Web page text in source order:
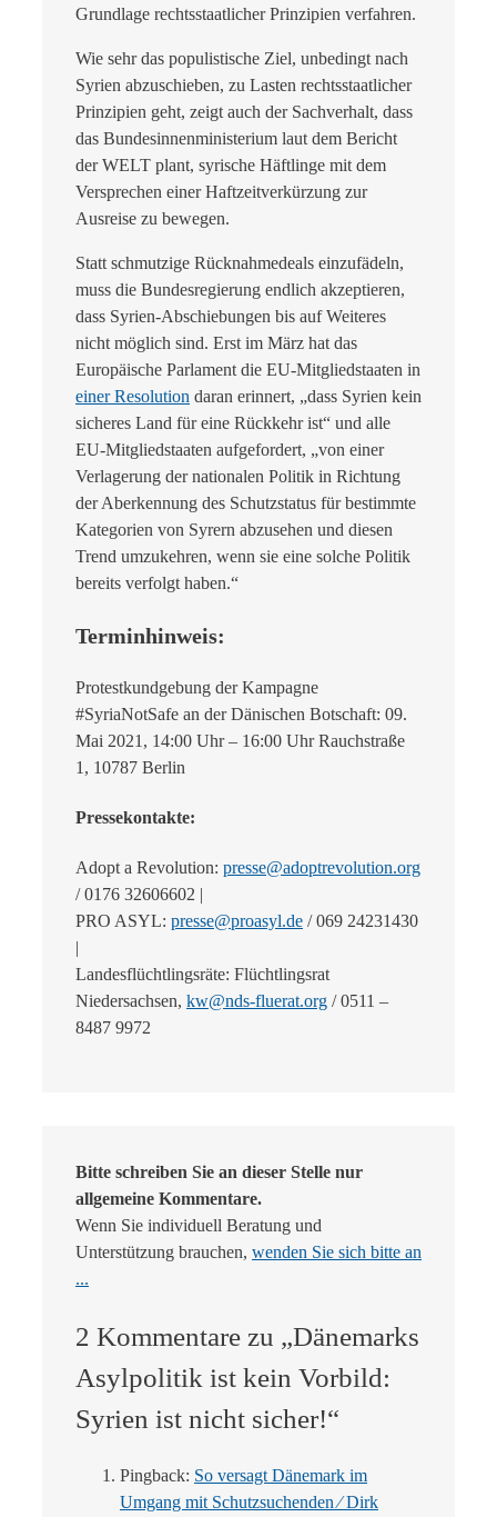
Grundlage rechtsstaatlicher Prinzipien verfahren.
Wie sehr das populistische Ziel, unbedingt nach
Syrien abzuschieben, zu Lasten rechtsstaatlicher
Prinzipien geht, zeigt auch der Sachverhalt, dass
das Bundesinnenministerium laut dem Bericht
der WELT plant, syrische Häftlinge mit dem
Versprechen einer Haftzeitverkürzung zur
Ausreise zu bewegen.
Statt schmutzige Rücknahmedeals einzufädeln,
muss die Bundesregierung endlich akzeptieren,
dass Syrien-Abschiebungen bis auf Weiteres
nicht möglich sind. Erst im März hat das
Europäische Parlament die EU-Mitgliedstaaten in
einer Resolution daran erinnert, „dass Syrien kein
sicheres Land für eine Rückkehr ist“ und alle
EU-Mitgliedstaaten aufgefordert, „von einer
Verlagerung der nationalen Politik in Richtung
der Aberkennung des Schutzstatus für bestimmte
Kategorien von Syrern abzusehen und diesen
Trend umzukehren, wenn sie eine solche Politik
bereits verfolgt haben.“
Terminhinweis:
Protestkundgebung der Kampagne
#SyriaNotSafe an der Dänischen Botschaft: 09.
Mai 2021, 14:00 Uhr – 16:00 Uhr Rauchstraße
1, 10787 Berlin
Pressekontakte:
Adopt a Revolution: presse@adoptrevolution.org
/ 0176 32606602 |
PRO ASYL: presse@proasyl.de / 069 24231430
|
Landesflüchtlingsräte: Flüchtlingsrat
Niedersachsen, kw@nds-fluerat.org / 0511 –
8487 9972
Bitte schreiben Sie an dieser Stelle nur
allgemeine Kommentare.
Wenn Sie individuell Beratung und
Unterstützung brauchen, wenden Sie sich bitte an
...
2 Kommentare zu „Dänemarks
Asylpolitik ist kein Vorbild:
Syrien ist nicht sicher!“
Pingback: So versagt Dänemark im
Umgang mit Schutzsuchenden ⁄ Dirk